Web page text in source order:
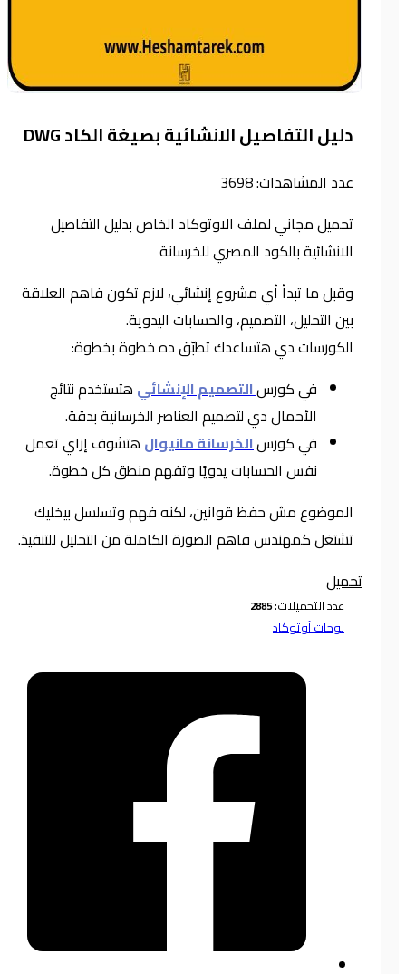
دليل التفاصيل الانشائية بصيغة الكاد DWG
عدد المشاهدات:3698
تحميل مجاني لملف الاوتوكاد الخاص بدليل التفاصيل
الانشائية بالكود المصري للخرسانة
وقبل ما تبدأ أي مشروع إنشائي، لازم تكون فاهم العلاقة
بين التحليل، التصميم، والحسابات اليدوية.
الكورسات دي هتساعدك تطبّق ده خطوة بخطوة:
في كورسالتصميم الإنشائيهتستخدم نتائج
الأحمال دي لتصميم العناصر الخرسانية بدقة.
في كورسالخرسانة مانيوالهتشوف إزاي تعمل
نفس الحسابات يدويًا وتفهم منطق كل خطوة.
الموضوع مش حفظ قوانين، لكنه فهم وتسلسل بيخليك
تشتغل كمهندس فاهم الصورة الكاملة من التحليل للتنفيذ.
تحميل
عدد التحميلات:
لوحات أوتوكاد